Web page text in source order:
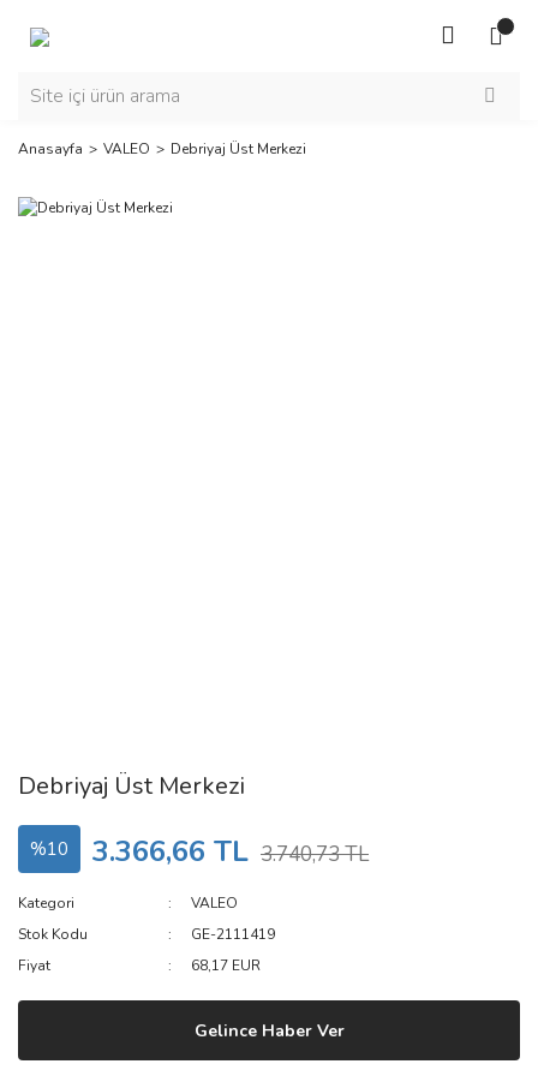
Anasayfa VALEO Debriyaj Üst Merkezi
Debriyaj Üst Merkezi
%10 3.366,66 TL 3.740,73 TL
Kategori
VALEO
Stok Kodu
GE-2111419
Fiyat
68,17 EUR
Gelince Haber Ver